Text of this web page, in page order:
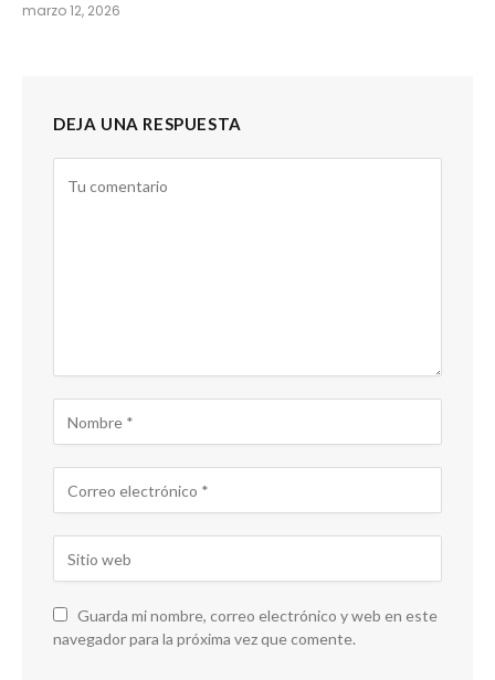
marzo 12, 2026
DEJA UNA RESPUESTA
Guarda mi nombre, correo electrónico y web en este
navegador para la próxima vez que comente.